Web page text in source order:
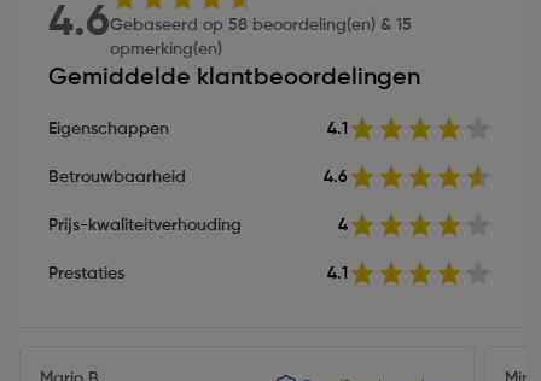
4.6Gebaseerd op 58 beoordeling(en) & 15
opmerking(en)
Gemiddelde klantbeoordelingen
Eigenschappen 4.1
Betrouwbaarheid 4.6
Prijs-kwaliteitverhouding 4
Prestaties 4.1